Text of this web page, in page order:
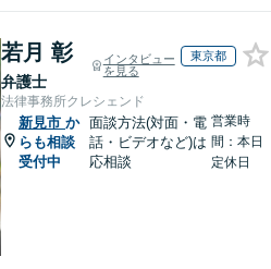
若月 彰
弁護士
インタビュー
を見る
東京都
法律事務所クレシェンド
新見市 か
らも相談
受付中
面談方法(対面・電
話・ビデオなど)は
応相談
営業時
間：本日
定休日